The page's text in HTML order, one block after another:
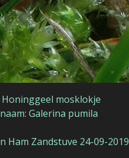
mosklokje
Galerina pumila
Ham Zandstuve 24-09-2019